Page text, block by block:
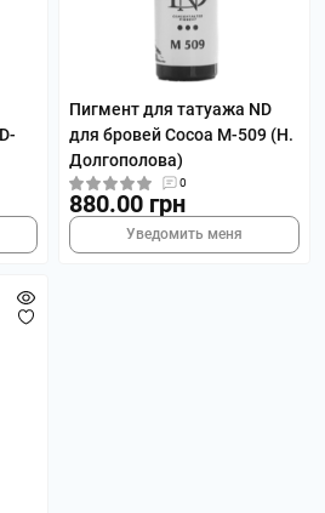
Пигмент для татуажа ND
для бровей Сocoa M-509 (Н.
Долгополова)
0
880.00 грн
Уведомить меня